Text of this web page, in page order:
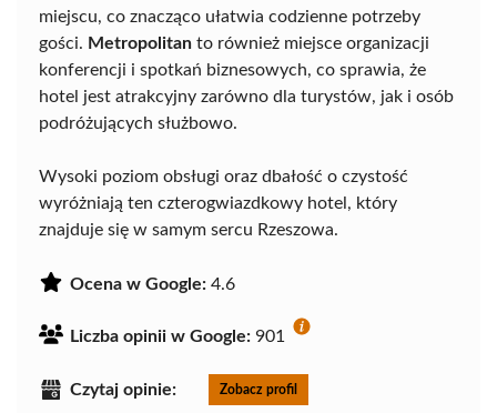
miejscu, co znacząco ułatwia codzienne potrzeby
gości. Metropolitan to również miejsce organizacji
konferencji i spotkań biznesowych, co sprawia, że
hotel jest atrakcyjny zarówno dla turystów, jak i osób
podróżujących służbowo.
Wysoki poziom obsługi oraz dbałość o czystość
wyróżniają ten czterogwiazdkowy hotel, który
znajduje się w samym sercu Rzeszowa.
Ocena w Google: 4.6
Liczba opinii w Google: 901
Czytaj opinie: Zobacz profil